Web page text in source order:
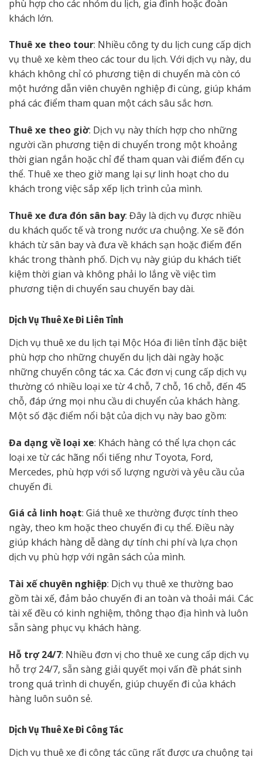
phù hợp cho các nhóm du lịch, gia đình hoặc đoàn
khách lớn.
Thuê xe theo tour: Nhiều công ty du lịch cung cấp dịch
vụ thuê xe kèm theo các tour du lịch. Với dịch vụ này, du
khách không chỉ có phương tiện di chuyển mà còn có
một hướng dẫn viên chuyên nghiệp đi cùng, giúp khám
phá các điểm tham quan một cách sâu sắc hơn.
Thuê xe theo giờ: Dịch vụ này thích hợp cho những
người cần phương tiện di chuyển trong một khoảng
thời gian ngắn hoặc chỉ để tham quan vài điểm đến cụ
thể. Thuê xe theo giờ mang lại sự linh hoạt cho du
khách trong việc sắp xếp lịch trình của mình.
Thuê xe đưa đón sân bay: Đây là dịch vụ được nhiều
du khách quốc tế và trong nước ưa chuộng. Xe sẽ đón
khách từ sân bay và đưa về khách sạn hoặc điểm đến
khác trong thành phố. Dịch vụ này giúp du khách tiết
kiệm thời gian và không phải lo lắng về việc tìm
phương tiện di chuyển sau chuyến bay dài.
Dịch Vụ Thuê Xe Đi Liên Tỉnh
Dịch vụ thuê xe du lịch tại Mộc Hóa đi liên tỉnh đặc biệt
phù hợp cho những chuyến du lịch dài ngày hoặc
những chuyến công tác xa. Các đơn vị cung cấp dịch vụ
thường có nhiều loại xe từ 4 chỗ, 7 chỗ, 16 chỗ, đến 45
chỗ, đáp ứng mọi nhu cầu di chuyển của khách hàng.
Một số đặc điểm nổi bật của dịch vụ này bao gồm:
Đa dạng về loại xe: Khách hàng có thể lựa chọn các
loại xe từ các hãng nổi tiếng như Toyota, Ford,
Mercedes, phù hợp với số lượng người và yêu cầu của
chuyến đi.
Giá cả linh hoạt: Giá thuê xe thường được tính theo
ngày, theo km hoặc theo chuyến đi cụ thể. Điều này
giúp khách hàng dễ dàng dự tính chi phí và lựa chọn
dịch vụ phù hợp với ngân sách của mình.
Tài xế chuyên nghiệp: Dịch vụ thuê xe thường bao
gồm tài xế, đảm bảo chuyến đi an toàn và thoải mái. Các
tài xế đều có kinh nghiệm, thông thạo địa hình và luôn
sẵn sàng phục vụ khách hàng.
Hỗ trợ 24/7: Nhiều đơn vị cho thuê xe cung cấp dịch vụ
hỗ trợ 24/7, sẵn sàng giải quyết mọi vấn đề phát sinh
trong quá trình di chuyển, giúp chuyến đi của khách
hàng luôn suôn sẻ.
Dịch Vụ Thuê Xe Đi Công Tác
Dịch vụ thuê xe đi công tác cũng rất được ưa chuộng tại